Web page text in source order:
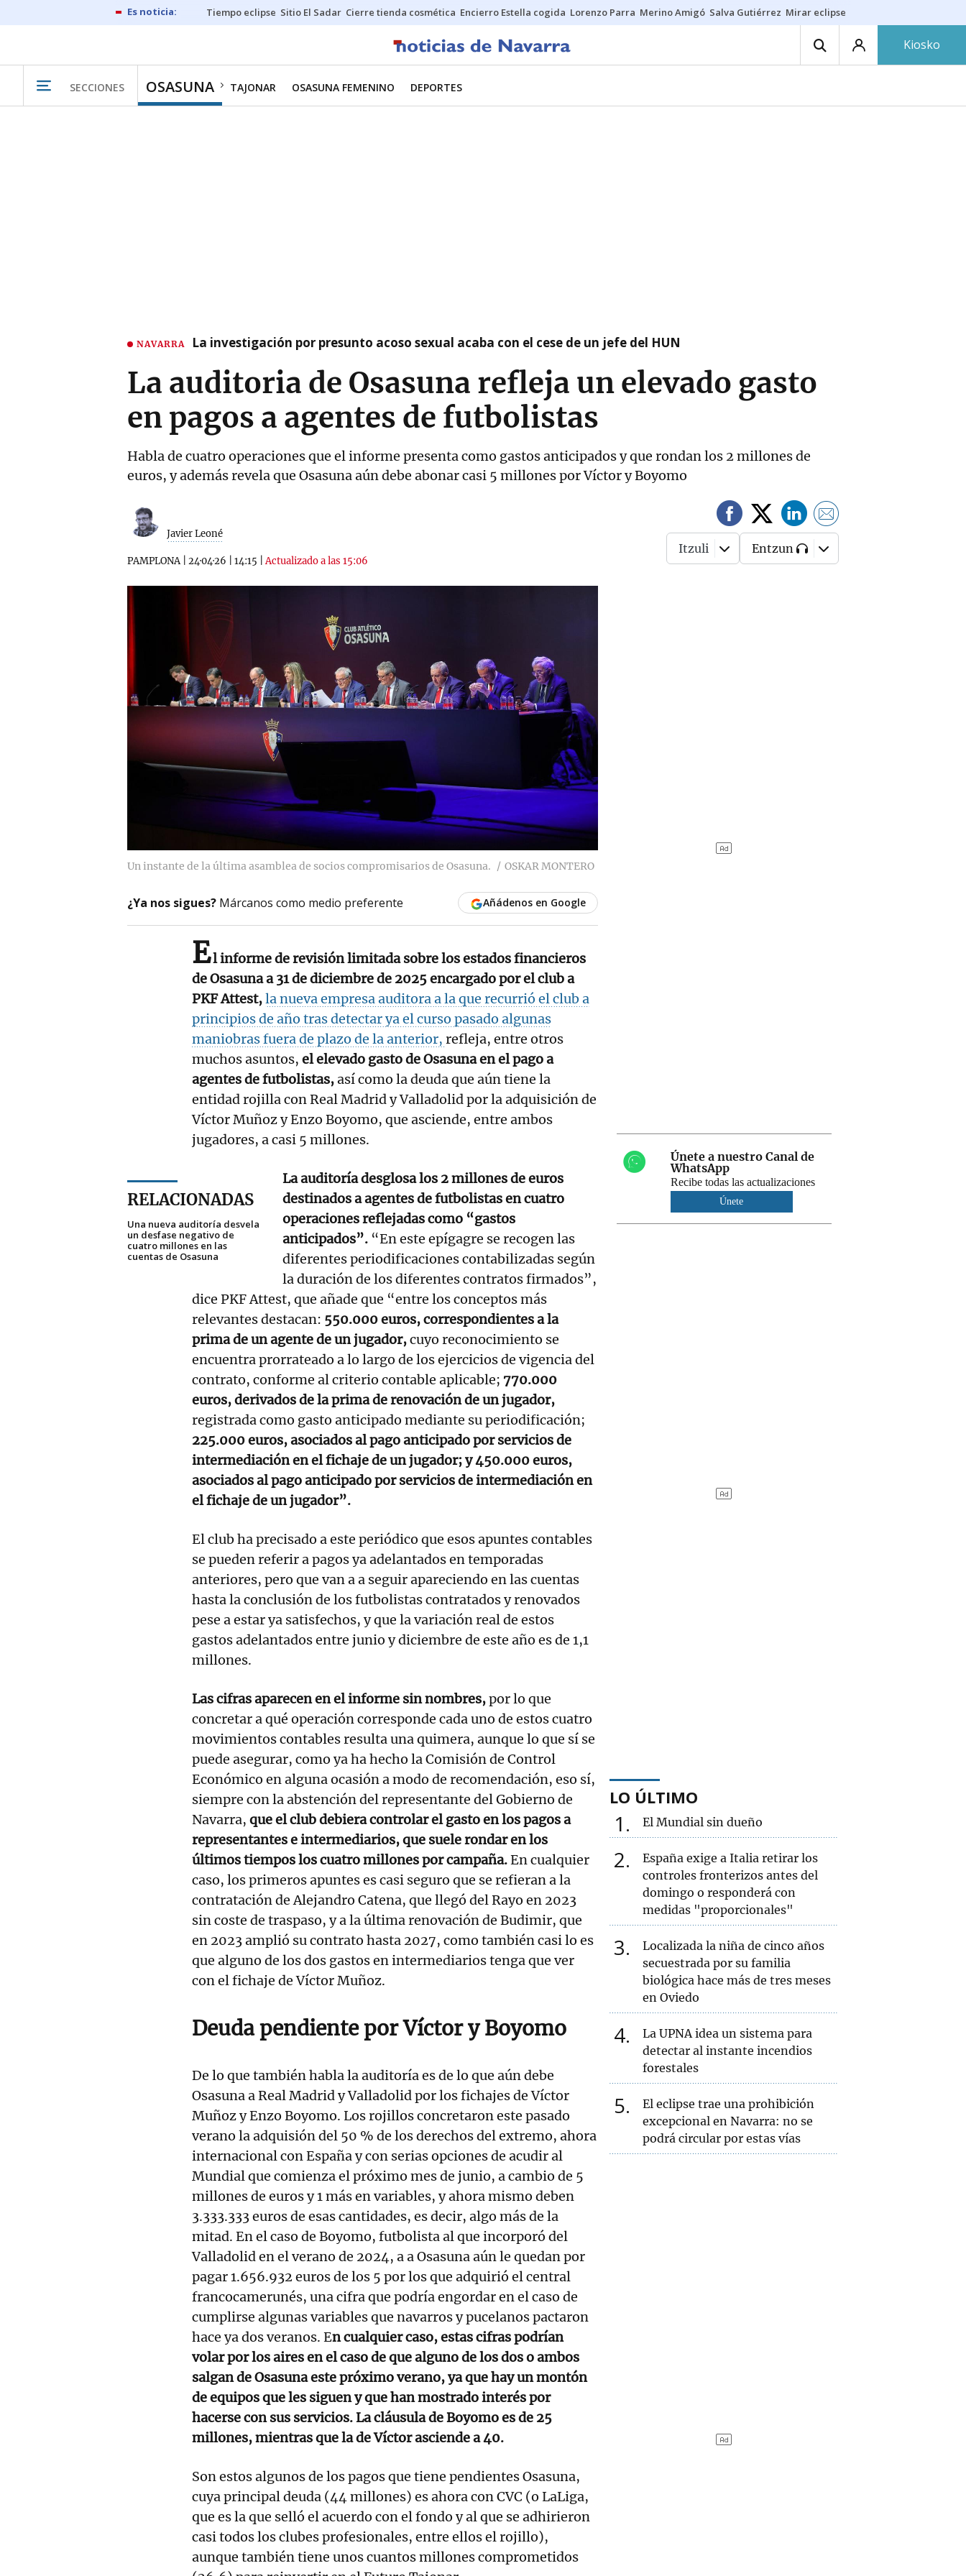
Tiempo eclipse Sitio El Sadar Cierre tienda cosmética Encierro Estella cogida Lorenzo Parra Merino Amigó Salva Gutiérrez Mirar eclipse
Kiosko
SECCIONES OSASUNA TAJONAR OSASUNA FEMENINO DEPORTES
NAVARRA La investigación por presunto acoso sexual acaba con el cese de un jefe del HUN
La auditoria de Osasuna refleja un elevado gasto
en pagos a agentes de futbolistas
Habla de cuatro operaciones que el informe presenta como gastos anticipados y que rondan los 2 millones de
euros, y además revela que Osasuna aún debe abonar casi 5 millones por Víctor y Boyomo
Javier Leoné
PAMPLONA| 24·04·26 14:15 |Actualizado a las 15:06
Itzuli Entzun
Un instante de la última asamblea de socios compromisarios de Osasuna. OSKAR MONTERO
¿Ya nos sigues? Márcanos como medio preferente Añádenos en Google
El informe de revisión limitada sobre los estados financieros
de Osasuna a 31 de diciembre de 2025 encargado por el club a
PKF Attest,la nueva empresa auditora a la que recurrió el club a
principios de año tras detectar ya el curso pasado algunas
maniobras fuera de plazo de la anterior, refleja, entre otros
muchos asuntos, el elevado gasto de Osasuna en el pago a
agentes de futbolistas,así como la deuda que aún tiene la
entidad rojilla con Real Madrid y Valladolid por la adquisición de
Víctor Muñoz y Enzo Boyomo, que asciende, entre ambos
jugadores, a casi 5 millones.
RELACIONADAS
Una nueva auditoría desvela
un desfase negativo de
cuatro millones en las
cuentas de Osasuna
La auditoría desglosa los 2 millones de euros
destinados a agentes de futbolistas en cuatro
operaciones reflejadas como “gastos
anticipados”. “En este epígagre se recogen las
diferentes periodificaciones contabilizadas según
la duración de los diferentes contratos firmados”,
dice PKF Attest, que añade que “entre los conceptos más
relevantes destacan: 550.000 euros, correspondientes a la
prima de un agente de un jugador,cuyo reconocimiento se
encuentra prorrateado a lo largo de los ejercicios de vigencia del
contrato, conforme al criterio contable aplicable; 770.000
euros, derivados de la prima de renovación de un jugador,
registrada como gasto anticipado mediante su periodificación;
225.000 euros, asociados al pago anticipado por servicios de
intermediación en el fichaje de un jugador; y 450.000 euros,
asociados al pago anticipado por servicios de intermediación en
el fichaje de un jugador”.
El club ha precisado a este periódico que esos apuntes contables
se pueden referir a pagos ya adelantados en temporadas
anteriores, pero que van a a seguir apareciendo en las cuentas
hasta la conclusión de los futbolistas contratados y renovados
pese a estar ya satisfechos, y que la variación real de estos
gastos adelantados entre junio y diciembre de este año es de 1,1
millones.
Las cifras aparecen en el informe sin nombres,por lo que
concretar a qué operación corresponde cada uno de estos cuatro
movimientos contables resulta una quimera, aunque lo que sí se
puede asegurar, como ya ha hecho la Comisión de Control
Económico en alguna ocasión a modo de recomendación, eso sí,
siempre con la abstención del representante del Gobierno de
Navarra, que el club debiera controlar el gasto en los pagos a
representantes e intermediarios, que suele rondar en los
últimos tiempos los cuatro millones por campaña.En cualquier
caso, los primeros apuntes es casi seguro que se refieran a la
contratación de Alejandro Catena, que llegó del Rayo en 2023
sin coste de traspaso, y a la última renovación de Budimir, que
en 2023 amplió su contrato hasta 2027, como también casi lo es
que alguno de los dos gastos en intermediarios tenga que ver
con el fichaje de Víctor Muñoz.
Deuda pendiente por Víctor y Boyomo
De lo que también habla la auditoría es de lo que aún debe
Osasuna a Real Madrid y Valladolid por los fichajes de Víctor
Muñoz y Enzo Boyomo. Los rojillos concretaron este pasado
verano la adquisión del 50 % de los derechos del extremo, ahora
internacional con España y con serias opciones de acudir al
Mundial que comienza el próximo mes de junio, a cambio de 5
millones de euros y 1 más en variables, y ahora mismo deben
3.333.333 euros de esas cantidades, es decir, algo más de la
mitad. En el caso de Boyomo, futbolista al que incorporó del
Valladolid en el verano de 2024, a a Osasuna aún le quedan por
pagar 1.656.932 euros de los 5 por los que adquirió el central
francocamerunés, una cifra que podría engordar en el caso de
cumplirse algunas variables que navarros y pucelanos pactaron
hace ya dos veranos. En cualquier caso, estas cifras podrían
volar por los aires en el caso de que alguno de los dos o ambos
salgan de Osasuna este próximo verano, ya que hay un montón
de equipos que les siguen y que han mostrado interés por
hacerse con sus servicios. La cláusula de Boyomo es de 25
millones, mientras que la de Víctor asciende a 40.
Son estos algunos de los pagos que tiene pendientes Osasuna,
cuya principal deuda (44 millones) es ahora con CVC (o LaLiga,
que es la que selló el acuerdo con el fondo y al que se adhirieron
casi todos los clubes profesionales, entre ellos el rojillo),
aunque también tiene unos cuantos millones comprometidos
Únete a nuestro Canal de
WhatsApp
Recibe todas las actualizaciones
Únete
LO ÚLTIMO
1 El Mundial sin dueño
2
España exige a Italia retirar los
controles fronterizos antes del
domingo o responderá con
medidas "proporcionales"
3
Localizada la niña de cinco años
secuestrada por su familia
biológica hace más de tres meses
en Oviedo
4
La UPNA idea un sistema para
detectar al instante incendios
forestales
5
El eclipse trae una prohibición
excepcional en Navarra: no se
podrá circular por estas vías